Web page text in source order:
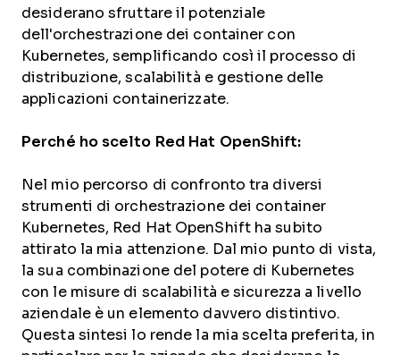
desiderano sfruttare il potenziale
dell'orchestrazione dei container con
Kubernetes, semplificando così il processo di
distribuzione, scalabilità e gestione delle
applicazioni containerizzate.
Perché ho scelto Red Hat OpenShift:
Nel mio percorso di confronto tra diversi
strumenti di orchestrazione dei container
Kubernetes, Red Hat OpenShift ha subito
attirato la mia attenzione. Dal mio punto di vista,
la sua combinazione del potere di Kubernetes
con le misure di scalabilità e sicurezza a livello
aziendale è un elemento davvero distintivo.
Questa sintesi lo rende la mia scelta preferita, in